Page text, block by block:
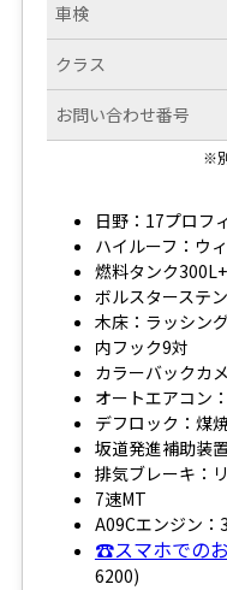
車検
クラス
お問い合わせ番号
※
日野：17プロフ
ハイルーフ：ウ
燃料タンク
ボルスターステ
木床：ラッシン
内フック9対
カラーバックカ
オートエアコン
デフロック：煤
坂道発進補助装置
排気ブレーキ：
7速MT
A09Cエンジン：
☎スマホでの
6200)